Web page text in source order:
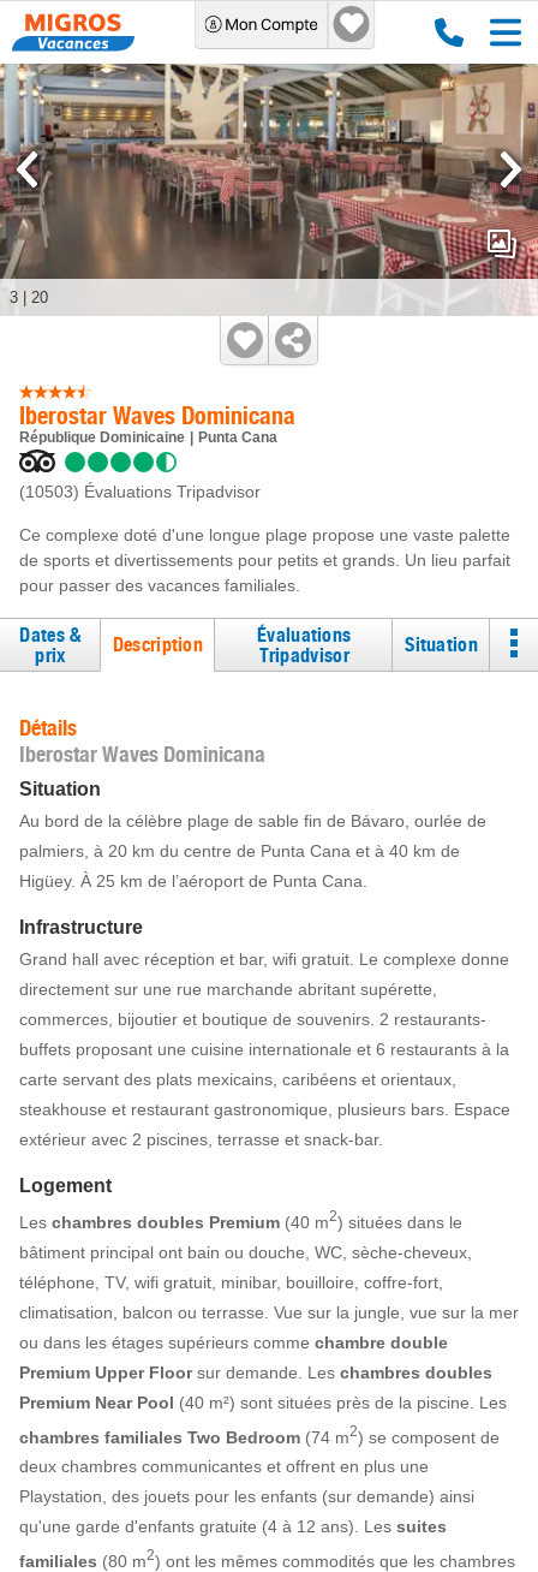
Iberostar Waves Dominicana
République Dominicaine Punta Cana
(10503) Évaluations Tripadvisor
Ce complexe doté d'une longue plage propose une vaste palette
de sports et divertissements pour petits et grands. Un lieu parfait
pour passer des vacances familiales.
3 20
Dates &
prix
Description
Évaluations
Tripadvisor
Situation
Détails
Iberostar Waves Dominicana
Situation
Au bord de la célèbre plage de sable fin de Bávaro, ourlée de
palmiers, à 20 km du centre de Punta Cana et à 40 km de
Higüey. À 25 km de l’aéroport de Punta Cana.
Infrastructure
Grand hall avec réception et bar, wifi gratuit. Le complexe donne
directement sur une rue marchande abritant supérette,
commerces, bijoutier et boutique de souvenirs. 2 restaurants-
buffets proposant une cuisine internationale et 6 restaurants à la
carte servant des plats mexicains, caribéens et orientaux,
steakhouse et restaurant gastronomique, plusieurs bars. Espace
extérieur avec 2 piscines, terrasse et snack-bar.
Logement
Les chambres doubles Premium (40 m2) situées dans le
bâtiment principal ont bain ou douche, WC, sèche-cheveux,
téléphone, TV, wifi gratuit, minibar, bouilloire, coffre-fort,
climatisation, balcon ou terrasse. Vue sur la jungle, vue sur la mer
ou dans les étages supérieurs comme chambre double
Premium Upper Floorsur demande. Les chambres doubles
Premium Near Pool (40 m²) sont situées près de la piscine. Les
chambres familiales Two Bedroom (74 m2) se composent de
deux chambres communicantes et offrent en plus une
Playstation, des jouets pour les enfants (sur demande) ainsi
qu'une garde d'enfants gratuite (4 à 12 ans). Les suites
familiales (80 m2) ont les mêmes commodités que les chambres